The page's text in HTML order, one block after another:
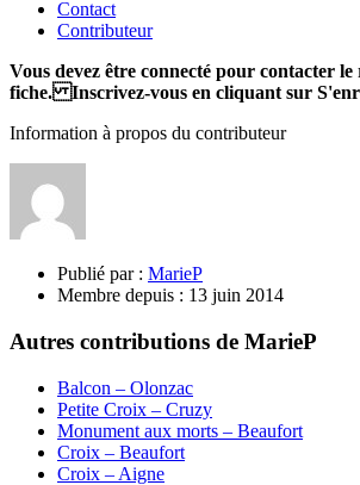
Contact
Contributeur
Vous devez être connecté pour contacter le
fiche. Inscrivez-vous en cliquant sur
Information à propos du contributeur
Publié par : MarieP
Membre depuis : 13 juin 2014
Autres contributions de MarieP
Balcon – Olonzac
Petite Croix – Cruzy
Monument aux morts – Beaufort
Croix – Beaufort
Croix – Aigne